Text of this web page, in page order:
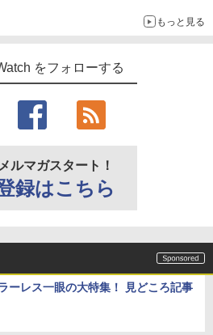
もっと見る
をフォローする
メルマガスタート！
録はこちら
ーレス一眼の大特集！ 見どころ記事